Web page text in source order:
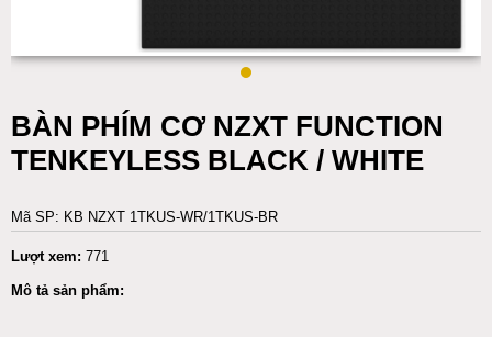
BÀN PHÍM CƠ NZXT FUNCTION
TENKEYLESS BLACK / WHITE
Mã SP: KB NZXT 1TKUS-WR/1TKUS-BR
Lượt xem: 771
Mô tả sản phẩm: